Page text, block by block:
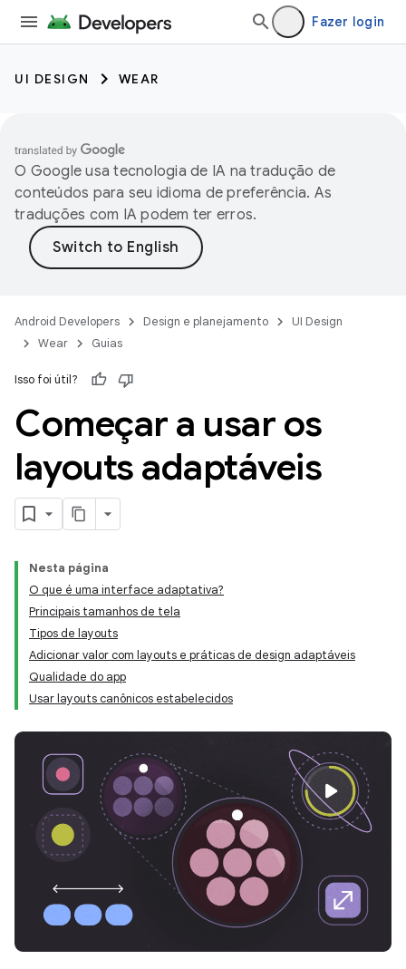
Fazer login
UI DESIGN WEAR
O Google usa tecnologia de IA na tradução de
conteúdos para seu idioma de preferência. As
traduções com IA podem ter erros.
Android Developers Design e planejamento
UI Design
Wear
Guias
Isso foi útil?
Começar a usar os
layouts adaptáveis
Nesta página
O que é uma interface adaptativa?
Principais tamanhos de tela
Tipos de layouts
Adicionar valor com layouts e práticas de design adaptáveis
Qualidade do app
Usar layouts canônicos estabelecidos